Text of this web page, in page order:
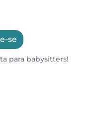
se
para babysitters!